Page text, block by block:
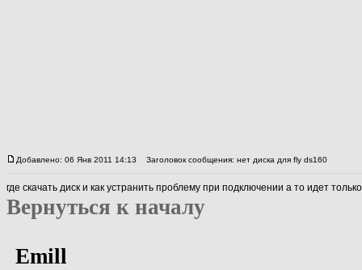
Добавлено: 06 Янв 2011 14:13 Заголовок сообщения: нет диска для fly ds160
где скачать диск и как устранить проблему при подключении а то идет
Вернуться к началу
Emill